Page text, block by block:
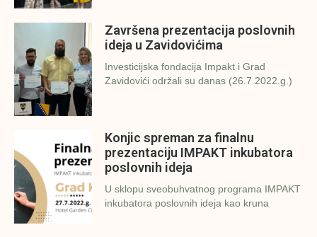
Završena prezentacija poslovnih
ideja u Zavidovićima
Investicijska fondacija Impakt i Grad
Zavidovići održali su danas (26.7.2022.g.)
Konjic spreman za finalnu
prezentaciju IMPAKT inkubatora
poslovnih ideja
U sklopu sveobuhvatnog programa IMPAKT
inkubatora poslovnih ideja kao kruna